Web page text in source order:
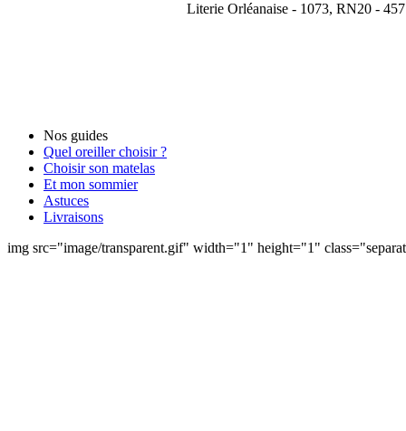
Literie Orléanaise - 1073, RN20 -
Nos guides
Quel oreiller choisir ?
Choisir son matelas
Et mon sommier
Astuces
Livraisons
img src="image/transparent.gif" width="1" height="1"